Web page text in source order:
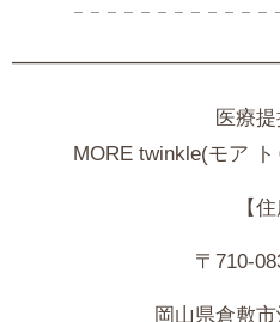
𓐄 𓐄 𓐄 𓐄 𓐄 𓐄 𓐄 𓐄 𓐄 𓐄 𓐄 𓐄 𓐄
医療提携
MORE twinkle(モア
【住所
〒710-
岡山県倉敷市沖